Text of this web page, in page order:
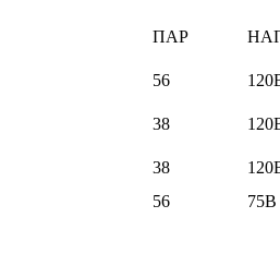
ПАР
56
38
38
56 75В